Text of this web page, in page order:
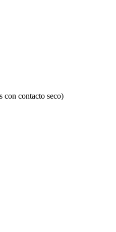
con contacto seco)